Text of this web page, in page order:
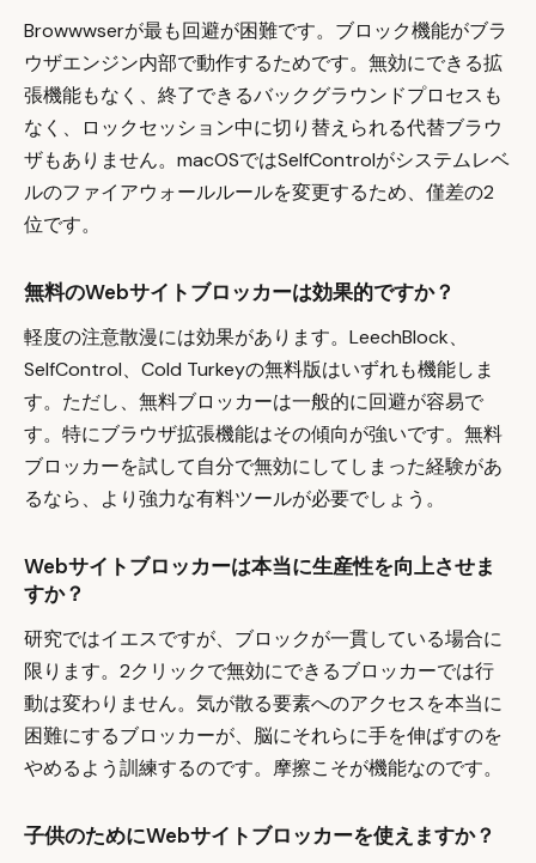
Browwwserが最も回避が困難です。ブロック機能がブラ
ウザエンジン内部で動作するためです。無効にできる拡
張機能もなく、終了できるバックグラウンドプロセスも
なく、ロックセッション中に切り替えられる代替ブラウ
ザもありません。macOSではSelfControlがシステムレベ
ルのファイアウォールルールを変更するため、僅差の2
位です。
無料のWebサイトブロッカーは効果的ですか？
軽度の注意散漫には効果があります。LeechBlock、
SelfControl、Cold Turkeyの無料版はいずれも機能しま
す。ただし、無料ブロッカーは一般的に回避が容易で
す。特にブラウザ拡張機能はその傾向が強いです。無料
ブロッカーを試して自分で無効にしてしまった経験があ
るなら、より強力な有料ツールが必要でしょう。
Webサイトブロッカーは本当に生産性を向上させま
すか？
研究ではイエスですが、ブロックが一貫している場合に
限ります。2クリックで無効にできるブロッカーでは行
動は変わりません。気が散る要素へのアクセスを本当に
困難にするブロッカーが、脳にそれらに手を伸ばすのを
やめるよう訓練するのです。摩擦こそが機能なのです。
子供のためにWebサイトブロッカーを使えますか？